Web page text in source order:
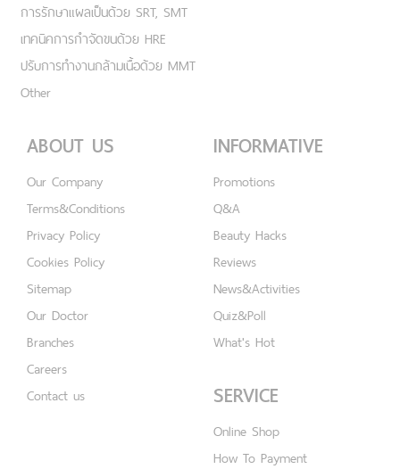
การรักษาแผลเป็นด้วย SRT, SMT
เทคนิคการกำจัดขนด้วย HRE
ปรับการทำงานกล้ามเนื้อด้วย MMT
Other
ABOUT US
Our Company
Terms&Conditions
Privacy Policy
Cookies Policy
Sitemap
Our Doctor
Branches
Careers
Contact us
INFORMATIVE
Promotions
Q&A
Beauty Hacks
Reviews
News&Activities
Quiz&Poll
What's Hot
SERVICE
Online Shop
How To Payment